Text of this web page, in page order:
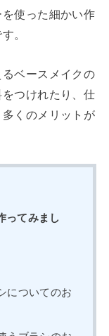
使った細かい作
。
ベースメイクの
つけれたり、仕
多くのメリットが
ってみまし
についてのお